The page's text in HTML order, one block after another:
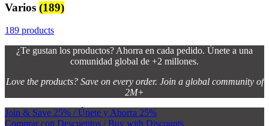
Varios (189)
189 products
¿Te gustan los productos? Ahorra en cada pedido. Únete a una
comunidad global de +2 millones.
Love the products? Save on every order. Join a global community of
2M+
Join & Save 25% / Únete y Ahorra 25%
Comprar con Descuentos / Buy with Discounts